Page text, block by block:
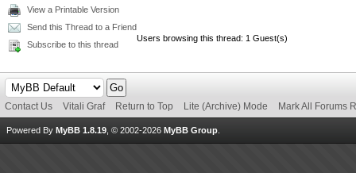
View a Printable Version
Send this Thread to a Friend
Subscribe to this thread
Users browsing this thread: 1 Guest(s)
Contact Us Vitali Graf Return to Top Lite (Archive) Mode Mark All Forums
Powered By MyBB 1.8.19 , © 2002-2026 MyBB Group